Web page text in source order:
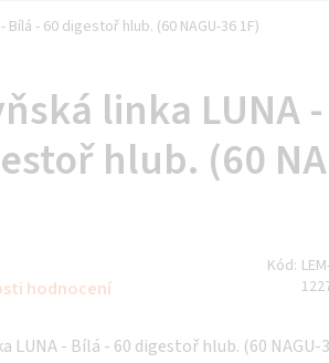
Bílá - 60 digestoř hlub. (60 NAGU-36 1F)
linka LUNA
hlub. (60
hodnocení
Kód:
LUNA - Bílá - 60 digestoř hlub. (60 NAGU-